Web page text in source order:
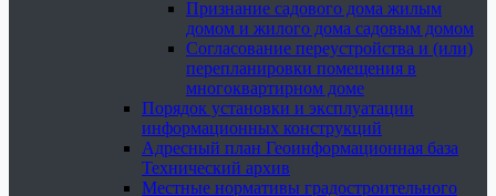
Признание садового дома жилым
домом и жилого дома садовым домом
Согласование переустройства и (или)
перепланировки помещения в
многоквартирном доме
Порядок установки и эксплуатации
информационных конструкций
Адресный план Геоинформационная база
Технический архив
Местные нормативы градостроительного